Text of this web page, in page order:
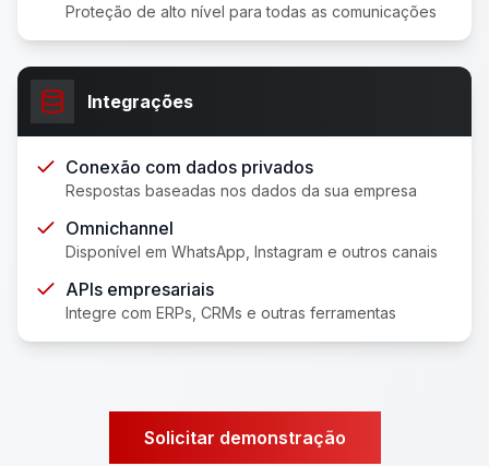
Proteção de alto nível para todas as comunicações
Integrações
Conexão com dados privados
Respostas baseadas nos dados da sua empresa
Omnichannel
Disponível em WhatsApp, Instagram e outros canais
APIs empresariais
Integre com ERPs, CRMs e outras ferramentas
Solicitar demonstração